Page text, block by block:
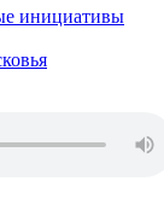
инициативы